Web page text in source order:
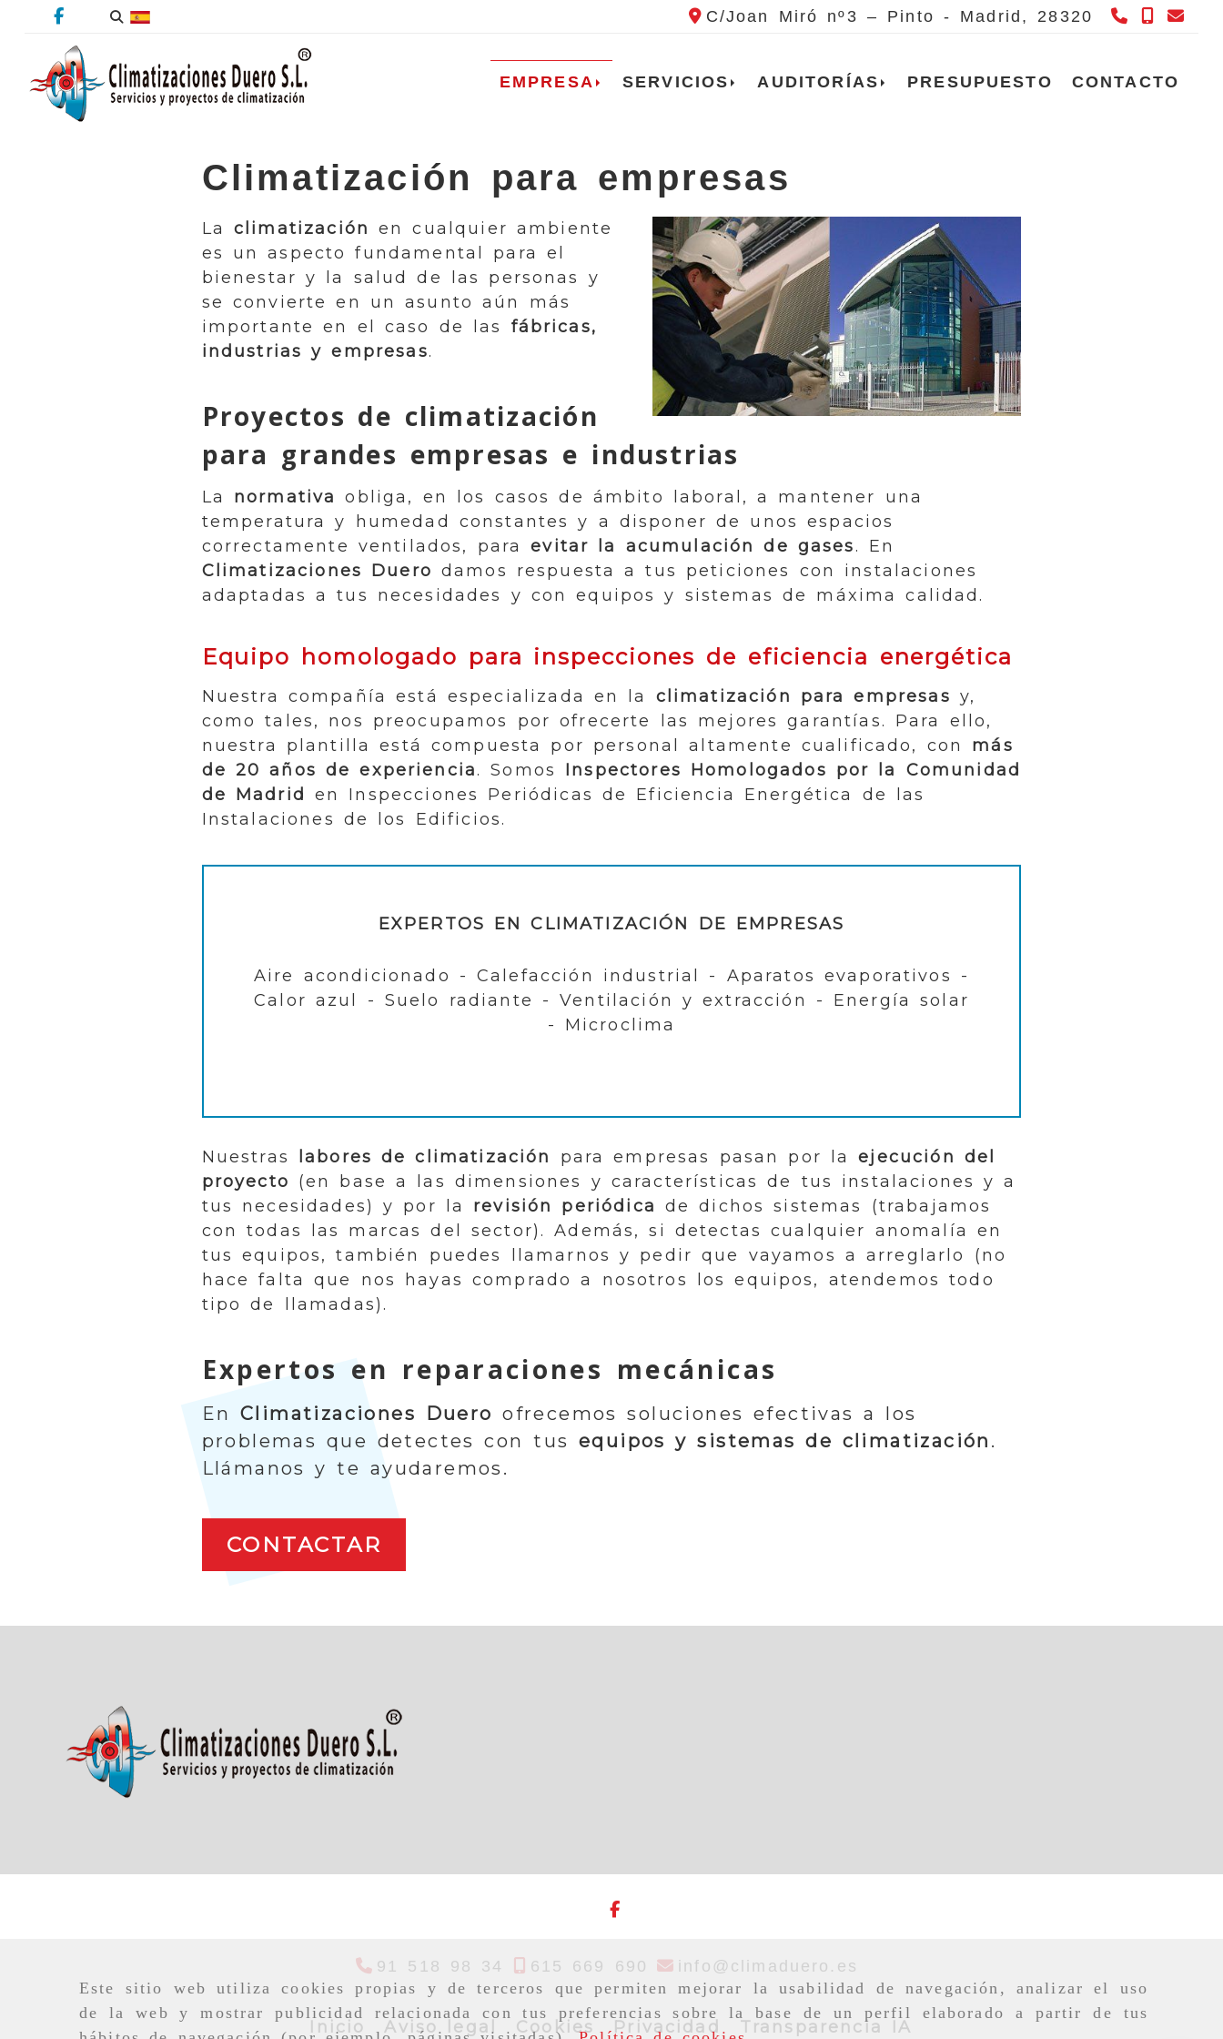
Este sitio web utiliza cookies propias y de terceros que permiten mejorar la usabilidad de navegación, analizar el uso
de la web y mostrar publicidad relacionada con tus preferencias sobre la base de un perfil elaborado a partir de tus
C/Joan Miró nº3 – Pinto - Madrid, 28320 658 980
615
EMPRESA SERVICIOS AUDITORÍAS PRESUPUESTO CONTACTO
Climatización para empresas
La climatización en cualquier ambiente
es un aspecto fundamental para el
bienestar y la salud de las personas y
se convierte en un asunto aún más
importante en el caso de las fábricas,
industrias y empresas.
Proyectos de climatización
para grandes empresas e industrias
La normativa obliga, en los casos de ámbito laboral, a mantener una
temperatura y humedad constantes y a disponer de unos espacios
correctamente ventilados, paraevitar la acumulación de gases. En
Climatizaciones Duero damos respuesta a tus peticiones con instalaciones
adaptadas a tus necesidades y con equipos y sistemas de máxima calidad.
Equipo homologado para inspecciones de eficiencia energética
Nuestra compañía está especializada en la climatización para empresas y,
como tales, nos preocupamos por ofrecerte las mejores garantías. Para ello,
nuestra plantilla está compuesta por personal altamente cualificado, con más
de 20 años de experiencia. Somos Inspectores Homologados por la Comunidad
de Madrid en Inspecciones Periódicas de Eficiencia Energética de las
Instalaciones de los Edificios.
EXPERTOS EN CLIMATIZACIÓN DE EMPRESAS
Aire acondicionado - Calefacción industrial - Aparatos evaporativos -
Calor azul - Suelo radiante - Ventilación y extracción - Energía solar
- Microclima
Nuestras labores de climatización para empresas pasan por laejecución del
proyecto (en base a las dimensiones y características de tus instalaciones y a
tus necesidades) y por la revisión periódica de dichos sistemas (trabajamos
con todas las marcas del sector). Además, si detectas cualquier anomalía en
tus equipos, también puedes llamarnos y pedir que vayamos a arreglarlo (no
hace falta que nos hayas comprado a nosotros los equipos, atendemos todo
tipo de llamadas).
Expertos en reparaciones mecánicas
En Climatizaciones Duero ofrecemos soluciones efectivas a los
problemas que detectes con tus equipos y sistemas de climatización .
Llámanos y te ayudaremos.
CONTACTAR
91 518 98 34 615 669 690 info climaduero.es
Inicio Aviso legal Cookies Privacidad Transparencia IA